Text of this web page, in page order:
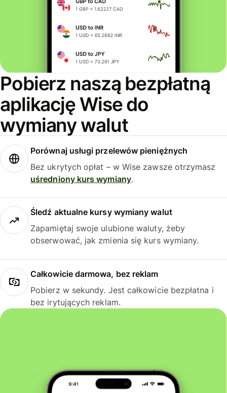
Pobierz naszą bezpłatną
aplikację Wise do
wymiany walut
Porównaj usługi przelewów pieniężnych
Bez ukrytych opłat – w Wise zawsze otrzymasz
uśredniony kurs wymiany.
Śledź aktualne kursy wymiany walut
Zapamiętaj swoje ulubione waluty, żeby
obserwować, jak zmienia się kurs wymiany.
Całkowicie darmowa, bez reklam
Pobierz w sekundy. Jest całkowicie bezpłatna i
bez irytujących reklam.